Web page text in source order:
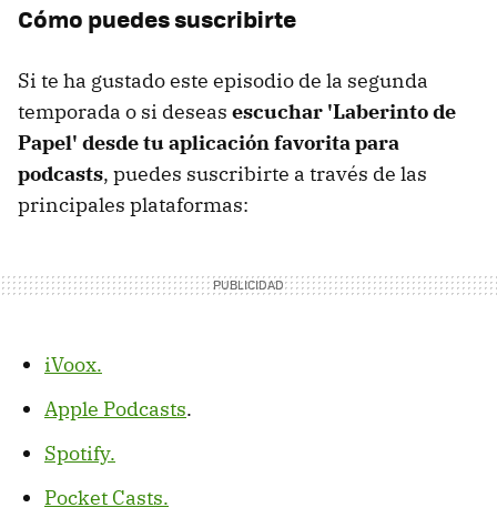
Cómo puedes suscribirte
Si te ha gustado este episodio de la segunda
temporada o si deseas escuchar 'Laberinto de
Papel' desde tu aplicación favorita para
podcasts, puedes suscribirte a través de las
principales plataformas:
iVoox.
Apple Podcasts.
Spotify.
Pocket Casts.